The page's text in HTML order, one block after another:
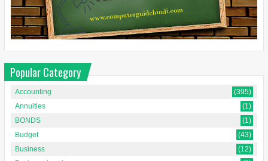
Popular Category
Accounting
(395)
Annuities
(1)
BONDS
(1)
Budget
(43)
Business
(12)